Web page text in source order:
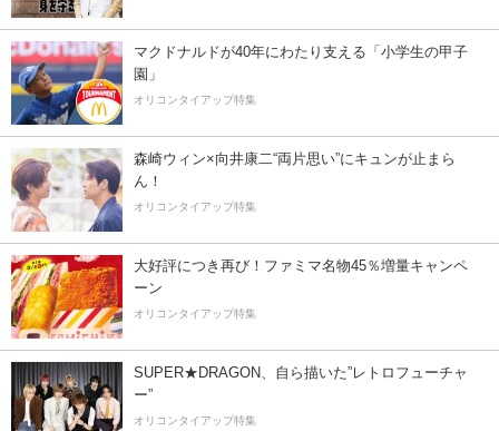
マクドナルドが40年にわたり支える「小学生の甲子
園」
オリコンタイアップ特集
森崎ウィン×向井康二“両片思い”にキュンが止まら
ん！
オリコンタイアップ特集
大好評につき再び！ファミマ名物45％増量キャンペ
ーン
オリコンタイアップ特集
SUPER★DRAGON、自ら描いた”レトロフューチャ
ー”
オリコンタイアップ特集